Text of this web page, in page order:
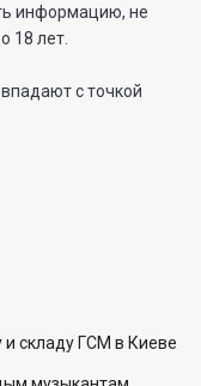
информацию, не
18 лет.
с точкой
складу ГСМ в Киеве